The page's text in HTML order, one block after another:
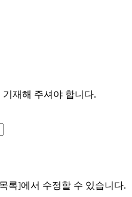
재해 주셔야 합니다.
록]에서 수정할 수 있습니다.